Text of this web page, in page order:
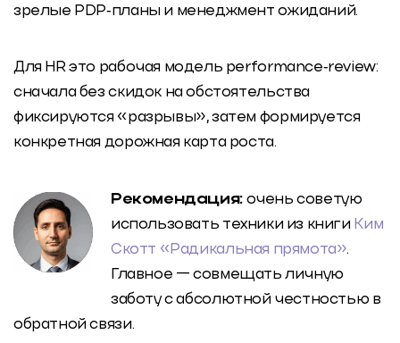
зрелые PDP‑планы и менеджмент ожиданий.
Для HR это рабочая модель performance‑review:
сначала без скидок на обстоятельства
фиксируются «разрывы», затем формируется
конкретная дорожная карта роста.
Рекомендация:очень советую
использовать техники из книги Ким
Скотт «Радикальная прямота».
Главное — совмещать личную
заботу с абсолютной честностью в
обратной связи.